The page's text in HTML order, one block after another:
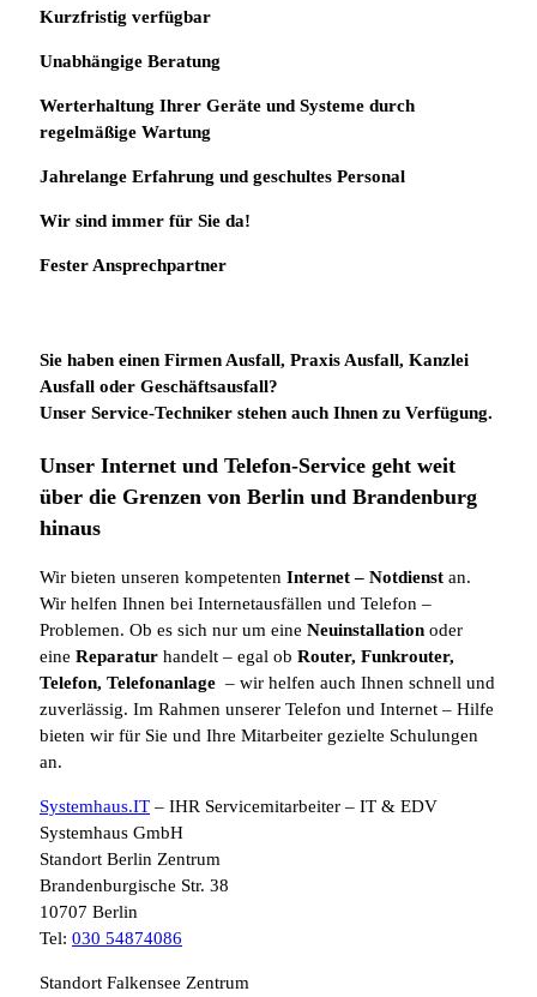
Kurzfristig verfügbar
Unabhängige Beratung
Werterhaltung Ihrer Geräte und Systeme durch
regelmäßige Wartung
Jahrelange Erfahrung und geschultes Personal
Wir sind immer für Sie da!
Fester Ansprechpartner
Sie haben einen Firmen Ausfall, Praxis Ausfall, Kanzlei
Ausfall oder Geschäftsausfall?
Unser Service-Techniker stehen auch Ihnen zu Verfügung.
Unser Internet und Telefon-Service geht weit
über die Grenzen von Berlin und Brandenburg
hinaus
Wir bieten unseren kompetenten Internet– Notdienst an.
Wir helfen Ihnen bei Internetausfällen und Telefon –
Problemen. Ob es sich nur um eine Neuinstallation oder
eine Reparatur handelt – egal ob Router, Funkrouter,
Telefon, Telefonanlage – wir helfen auch Ihnen schnell und
zuverlässig. Im Rahmen unserer Telefon und Internet – Hilfe
bieten wir für Sie und Ihre Mitarbeiter gezielte Schulungen
an.
Systemhaus.IT – IHR Servicemitarbeiter – IT & EDV
Systemhaus GmbH
Standort Berlin Zentrum
Brandenburgische Str. 38
10707 Berlin
Tel: 030 54874086
Standort Falkensee Zentrum